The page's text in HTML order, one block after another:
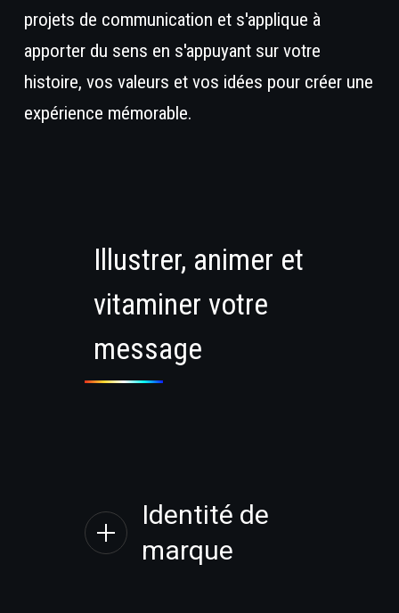
projets de communication et s'applique à
apporter du sens en s'appuyant sur votre
histoire, vos valeurs et vos idées pour créer une
expérience mémorable.
Illustrer, animer et
vitaminer votre
message
Identité de
marque